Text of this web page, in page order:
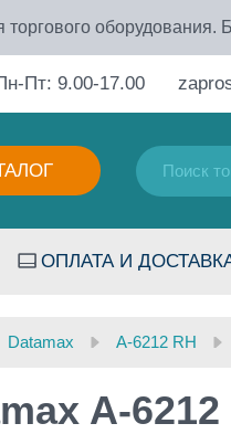
Пт: 9.00-17.00
ОПЛАТА И
Datamax A-6212 RH
A-6212